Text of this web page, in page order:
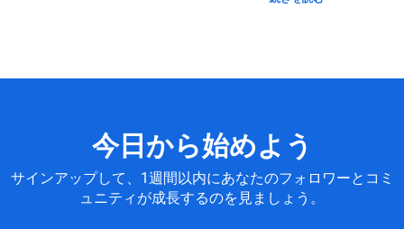
今日から始めよう
サインアップして、1週間以内にあなたのフォロワーとコミ
ュニティが成長するのを見ましょう。